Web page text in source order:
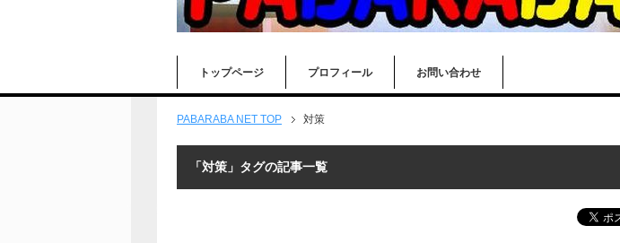
トップページ プロフィール お問い合わせ
PABARABA NET TOP 対策
「対策」タグの記事一覧